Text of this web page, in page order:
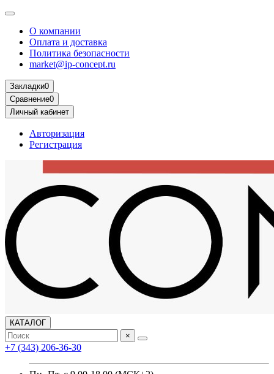
О компании
Оплата и доставка
Политика безопасности
market@ip-concept.ru
Закладки0
Сравнение0
Личный кабинет
Авторизация
Регистрация
КАТАЛОГ
×
+7 (343) 206-36-30